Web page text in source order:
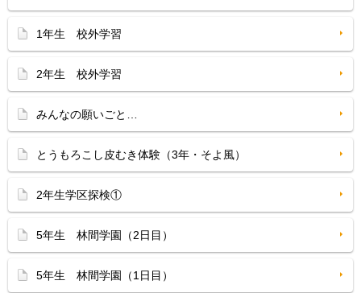
1年生 校外学習
2年生 校外学習
みんなの願いごと…
とうもろこし皮むき体験（3年・そよ風）
2年生学区探検①
5年生 林間学園（2日目）
5年生 林間学園（1日目）